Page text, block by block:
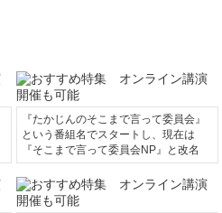
『たかじんのそこまで言って委員会』
という番組名でスタートし、現在は
『そこまで言って委員会NP』と改名